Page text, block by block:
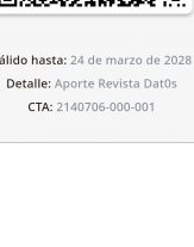
de Washington.
en el mundo, que
fuerza imperial y
del mundo, a